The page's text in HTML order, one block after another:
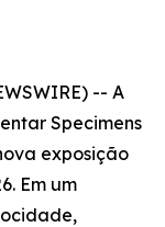
-- A
Specimens
exposição
Em um